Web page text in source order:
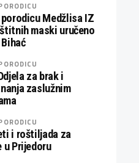
Medžlisa IZ
maski uručeno
za brak i
zaslužnim
i roštiljada za
u Prijedoru